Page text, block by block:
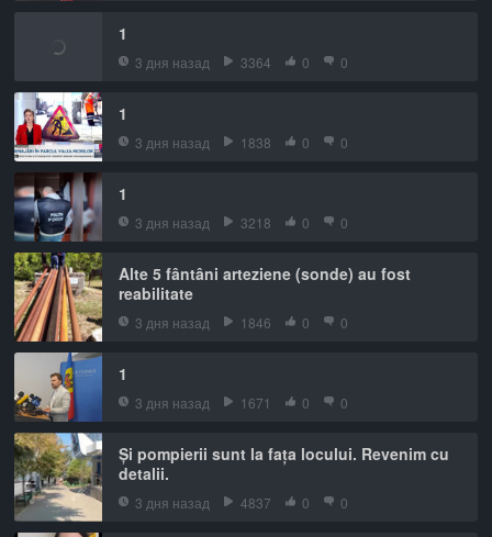
1
3 дня назад 3364 0 0
1
3 дня назад 1838 0 0
1
3 дня назад 3218 0 0
Alte 5 fântâni arteziene (sonde) au fost
reabilitate
3 дня назад 1846 0 0
1
3 дня назад 1671 0 0
Și pompierii sunt la fața locului. Revenim cu
detalii.
3 дня назад 4837 0 0